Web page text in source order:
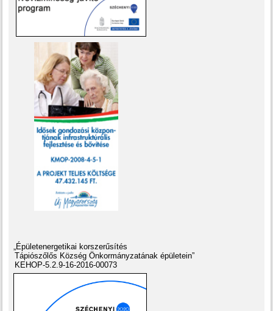
„Épületenergetikai korszerűsítés
Tápiószőlős Község Önkormányzatának épületein”
KEHOP-5.2.9-16-2016-00073